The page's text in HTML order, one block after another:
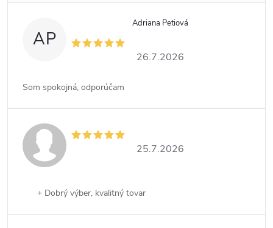
AP
Adriana Petiová
26.7.2026
Som spokojná, odporúčam
25.7.2026
+ Dobrý výber, kvalitný tovar